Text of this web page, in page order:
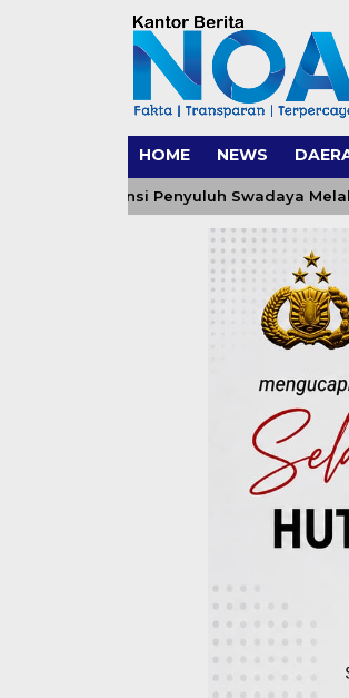
HOME NEWS
Kompetensi Penyuluh Swadaya Melalui